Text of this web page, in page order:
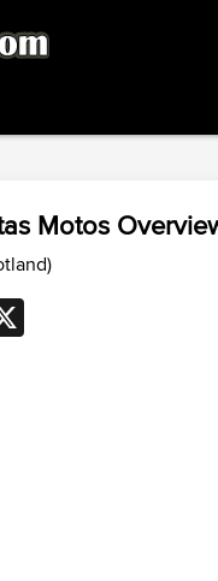
Motos